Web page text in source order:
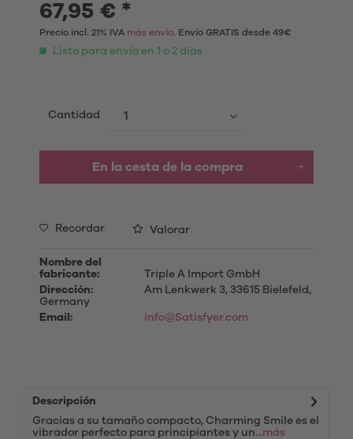
67,95 € *
Precio incl. 21% IVA más envío. Envío GRATIS desde 49€
Listo para envío en 1 o 2 días
Cantidad
En la cesta de la compra
Recordar Valorar
Nombre del
fabricante:
Triple A Import GmbH
Dirección:
Am Lenkwerk 3, 33615 Bielefeld,
Germany
Email:
info@Satisfyer.com
Descripción
Gracias a su tamaño compacto, Charming Smile es el
vibrador perfecto para principiantes y un...más